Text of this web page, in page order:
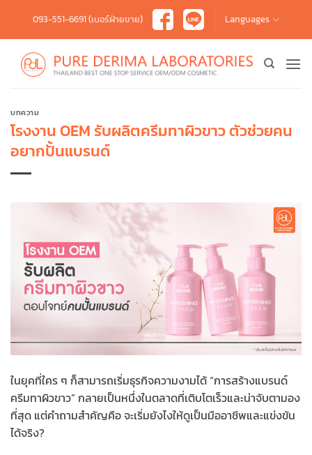
content
093-551-6691 (เบอร์ฝ่ายขาย) Languages
บทความ
โรงงาน OEM รับผลิตครีมทาผิวขาว ตัวช่วยคน
อยากปั้นแบรนด์
ในยุคที่ใคร ๆ ก็สามารถเริ่มธุรกิจความงามได้ “การสร้างแบรนด์
ครีมทาผิวขาว” กลายเป็นหนึ่งในตลาดที่เติบโตเร็วและน่าจับตามอง
ที่สุด แต่คำถามสำคัญคือ จะเริ่มยังไงให้ดูเป็นมืออาชีพและแข่งขัน
ได้จริง?